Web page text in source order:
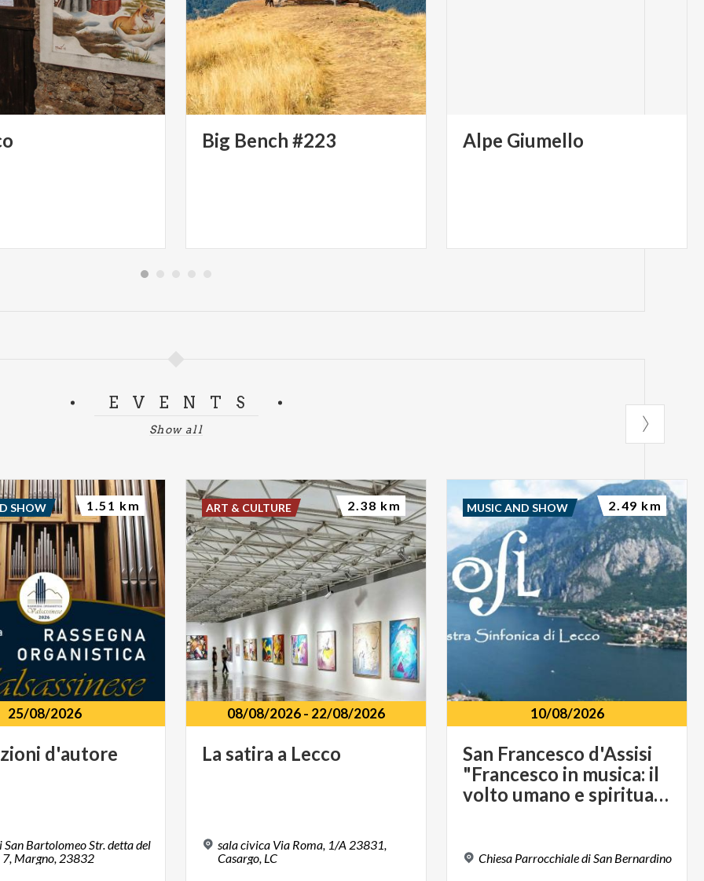
Big Bench #223 Alpe Giumello
EVENTS
Show all
25/08/2026
d'autore
San Bartolomeo Str. detta del
7, Margno, 23832
SHOW 1.51 km
08/08/2026- 22/08/2026
La satira a Lecco
sala civica Via Roma, 1/A 23831,
Casargo, LC
ART & CULTURE 2.38 km
10/08/2026
San Francesco d'Assisi
"Francesco in musica: il
volto umano e spirituale del Medioevo"
Chiesa ParrocchialediSan Bernardino
MUSIC AND SHOW 2.49 km